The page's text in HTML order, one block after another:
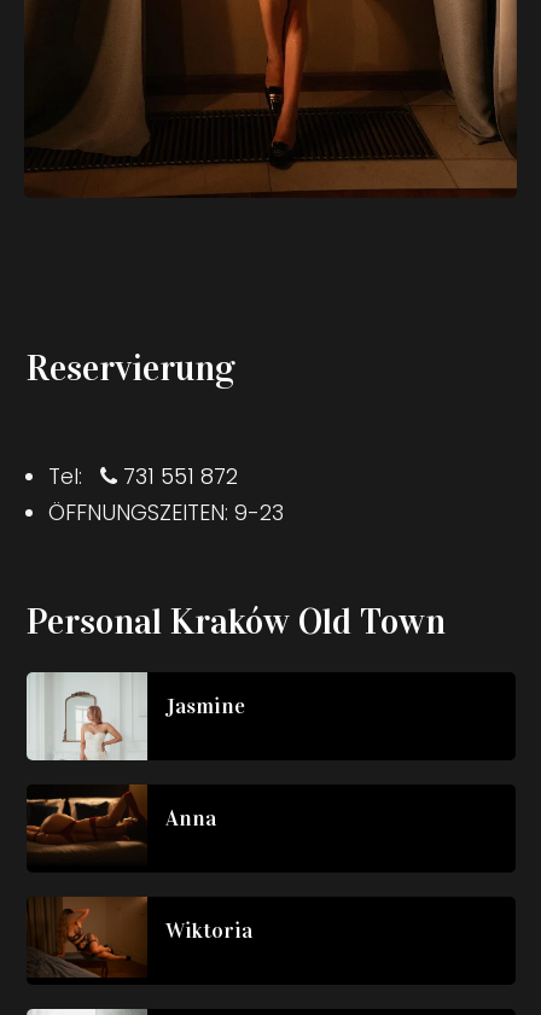
Reservierung
Tel:
731 551 872
ÖFFNUNGSZEITEN: 9-23
Personal Kraków Old Town
Jasmine
Anna
Wiktoria